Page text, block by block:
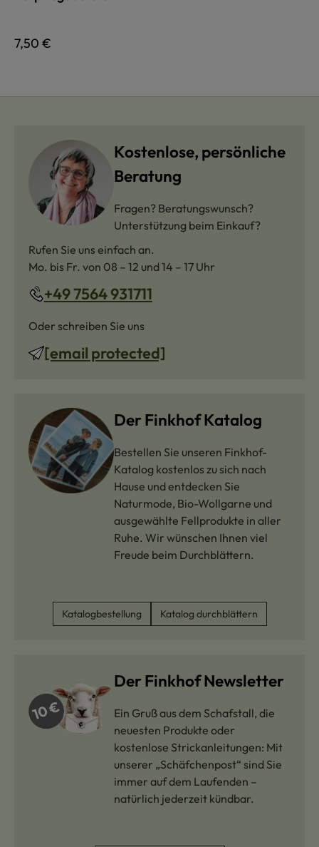
Regulärer Preis:
7,50 €
Kostenlose, persönliche
Beratung
Fragen? Beratungswunsch?
Unterstützung beim Einkauf?
Rufen Sie uns einfach an.
Mo. bis Fr. von 08 – 12 und 14 – 17 Uhr
+49 7564 931711
Oder schreiben Sie uns
[email protected]
Der Finkhof Katalog
Bestellen Sie unseren Finkhof-
Katalog kostenlos zu sich nach
Hause und entdecken Sie
Naturmode, Bio-Wollgarne und
ausgewählte Fellprodukte in aller
Ruhe. Wir wünschen Ihnen viel
Freude beim Durchblättern.
Katalogbestellung Katalog durchblättern
Der Finkhof Newsletter
Ein Gruß aus dem Schafstall, die
neuesten Produkte oder
kostenlose Strickanleitungen: Mit
unserer „Schäfchenpost“ sind Sie
immer auf dem Laufenden –
natürlich jederzeit kündbar.